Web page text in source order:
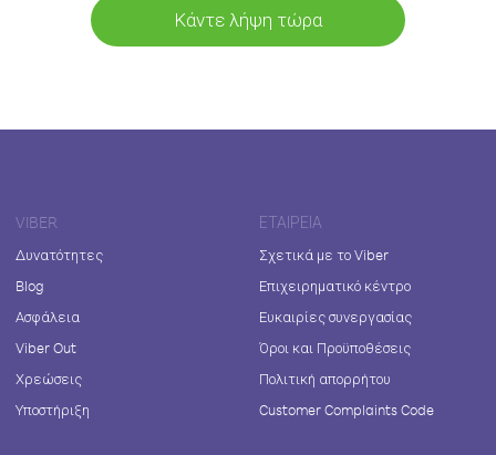
Κάντε λήψη τώρα
VIBER
Δυνατότητες
Blog
Ασφάλεια
Viber Out
Χρεώσεις
Υποστήριξη
ΕΤΑΙΡΕΊΑ
Σχετικά με το Viber
Επιχειρηματικό κέντρο
Ευκαιρίες συνεργασίας
Όροι και Προϋποθέσεις
Πολιτική απορρήτου
Customer Complaints Code